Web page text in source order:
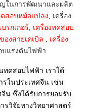
ในการพัฒนาและผลิต
ดสอบหม้อแปลง, เครื่อง
รกเกอร์, เครื่องทดสอบ
องสายเคเบิล , เครื่อง
บแรงดันไฟฟ้า
ดสอบไฟฟ้า เราได้
รในประเทศจีน เช่น
น ซึ่งได้รับการยอมรับ
รวิจัยทางวิทยาศาสตร์